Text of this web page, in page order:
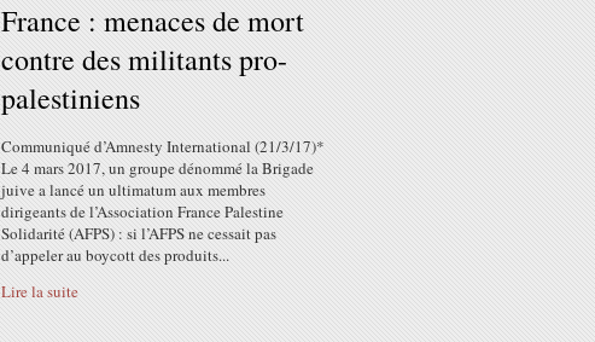
France : menaces de mort
contre des militants pro-
palestiniens
Communiqué d’Amnesty International (21/3/17)*
Le 4 mars 2017, un groupe dénommé la Brigade
juive a lancé un ultimatum aux membres
dirigeants de l’Association France Palestine
Solidarité (AFPS) : si l’AFPS ne cessait pas
d’appeler au boycott des produits...
Lire la suite